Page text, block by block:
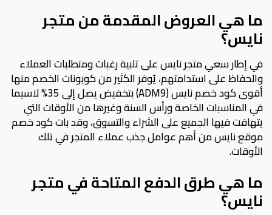
ما هي العروض المقدمة من متجر
نايس؟
في إطار سعي متجر نايس على تلبية رغبات ومتطلبات العملاء
والحفاظ على استدامتهم، يُوفر الكثير من كوبونات الخصم منها
أقوى كود خصم نايس (ADM9) بتخفيض يصل إلى 35% لاسيما
في المناسبات الخاصة ورأس السنة وغيرها من الأوقات التي
يتهافت فيها الجميع على الشراء والتسوق، وقد بات كود خصم
موقع نايس من أهم عوامل جذب عملاء المتجر في تلك
الأوقات.
ما هي طرق الدفع المتاحة في متجر
نايس؟